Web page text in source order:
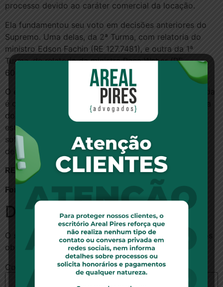
processo devido ao caráter comercial da locação.
Ela fundamentou seu voto em decisões anteriores do
Supremo. Uma delas, da 2ª Turma, com relatoria do
ministro Edson Fachin (RE 127.7481), e outra da 1ª
Turma, de relatoria da ministra Rosa Weber (RE
605.709).
O entendimento consolidado na decisão desta segunda
é que não deve se exigir sacrifício do bem de moradia
do fiador para satisfazer o crédito do locador ou
estimular a livre iniciativa. O fiador estaria, portanto,
sofrendo consequências desproporcionais em
detrimento do real devedor.
RE 1.296.835
Fonte:
ConJur
Deixe um comentário
O seu endereço de e-mail não será publicado.
obrigatórios são marcados com *
Comentário